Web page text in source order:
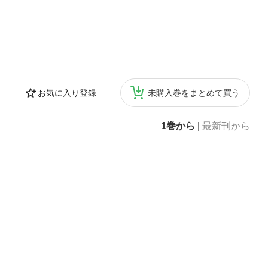
お気に入り登録 未購入巻をまとめて買う
1巻から 最新刊から